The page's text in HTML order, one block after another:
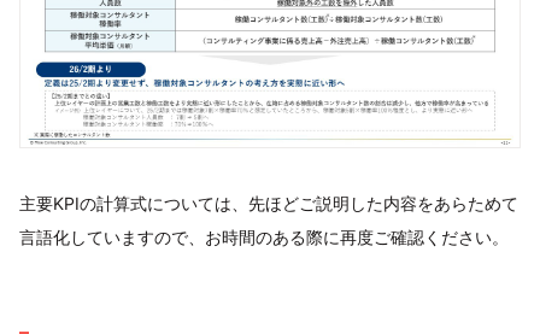
主要KPIの計算式については、先ほどご説明した内容をあらためて
言語化していますので、お時間のある際に再度ご確認ください。